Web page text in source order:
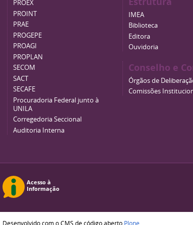
PROEX
PROINT
PRAE
PROGEPE
PROAGI
PROPLAN
SECOM
SACT
SECAFE
Procuradoria Federal junto à
UNILA
Corregedoria Seccional
Auditoria Interna
IMEA
Biblioteca
Editora
Ouvidoria
Conselho e
Órgãos de
Comissões
Desenvolvido com o CMS de código aberto Plone